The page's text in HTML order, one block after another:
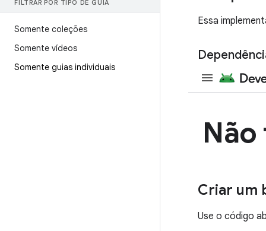
FILTRAR POR TIPO DE GUIA
Somente coleções
Somente vídeos
Somente guias individuais
Essa
Criar um
Use o código